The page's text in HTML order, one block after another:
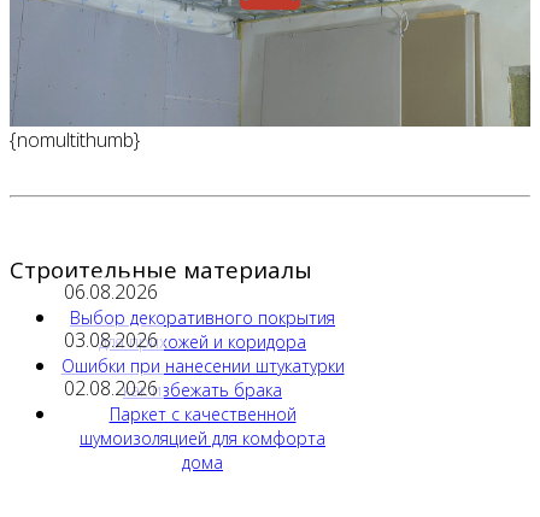
{nomultithumb}
Строительные материалы
06.08.2026
Выбор декоративного покрытия
для прихожей и коридора
03.08.2026
Ошибки при нанесении штукатурки
как избежать брака
02.08.2026
Паркет с качественной
шумоизоляцией для комфорта
дома